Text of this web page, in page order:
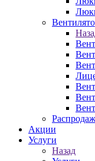
Акции
Услуги
Назад